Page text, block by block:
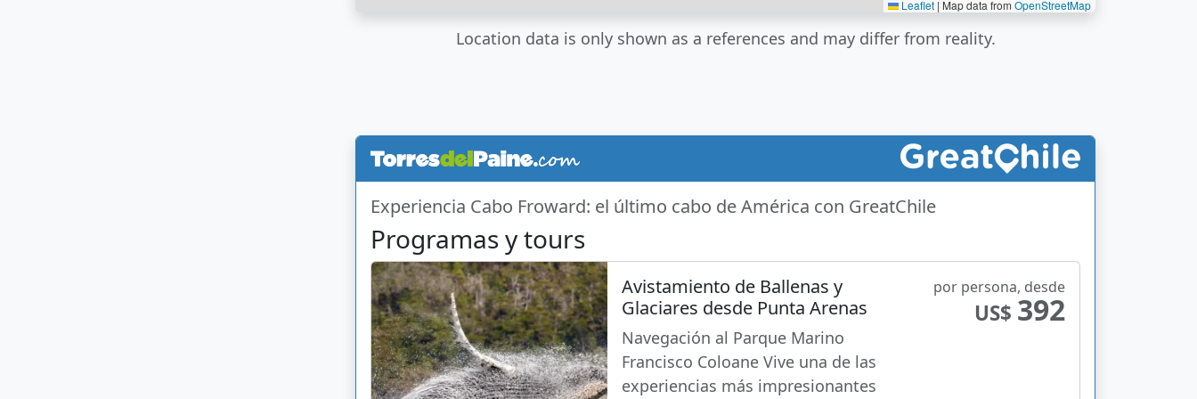
Leaflet | Map data from OpenStreetMap
Location data is only shown as a references and may differ from reality.
Experiencia Cabo Froward: el último cabo de América con GreatChile
Programas y tours
Avistamiento de Ballenas y
Glaciares desde Punta Arenas
Navegación al Parque Marino
Francisco Coloane Vive una de las
experiencias más impresionantes
por persona, desde
US$ 392